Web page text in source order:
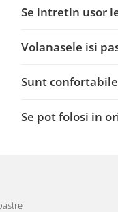
Se intretin usor
Volanasele isi
Sunt
Se pot folosi in